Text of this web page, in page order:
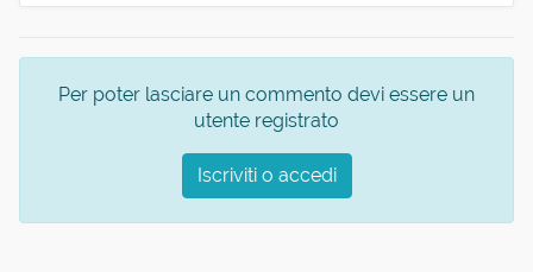
Per poter lasciare un commento devi essere un
utente registrato
Iscriviti o accedi